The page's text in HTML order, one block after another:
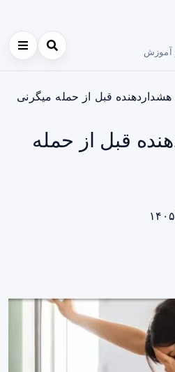
آموزش
قبل از حمله